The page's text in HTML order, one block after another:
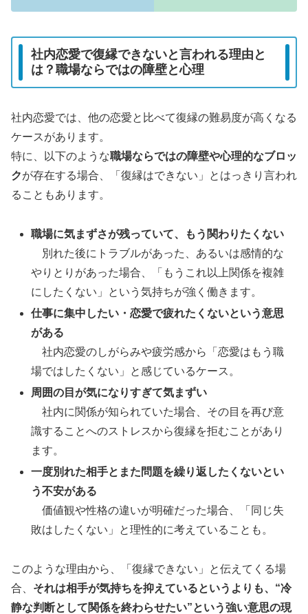
社内恋愛で復縁できないと言われる理由と
は？職場ならではの障壁と心理
社内恋愛では、他の恋愛と比べて復縁の難易度が高くなる
ケースがあります。
特に、以下のような職場ならではの障壁や心理的なブロッ
クが存在する場合、「復縁はできない」とはっきり言われ
ることもあります。
職場に気まずさが残っていて、もう関わりたくない
別れた後にトラブルがあった、あるいは感情的な
やりとりがあった場合、「もうこれ以上関係を複雑
にしたくない」という気持ちが強く働きます。
仕事に集中したい・恋愛で疲れたくないという意思
がある
社内恋愛のしがらみや疲労感から「恋愛はもう職
場ではしたくない」と感じているケース。
周囲の目が気になりすぎて気まずい
社内に関係が知られていた場合、その目を再び意
識することへのストレスから復縁を拒むことがあり
ます。
一度別れた相手とまた問題を繰り返したくないとい
う不安がある
価値観や性格の違いが明確だった場合、「同じ失
敗はしたくない」と理性的に考えていることも。
このような理由から、「復縁できない」と伝えてくる場
合、 それは相手が気持ちを抑えているというよりも、“冷
静な判断として関係を終わらせたい”という強い意思の現